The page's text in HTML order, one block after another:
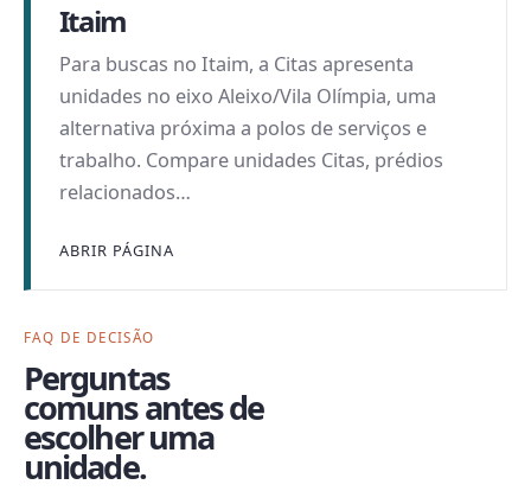
Itaim
Para buscas no Itaim, a Citas apresenta
unidades no eixo Aleixo/Vila Olímpia, uma
alternativa próxima a polos de serviços e
trabalho. Compare unidades Citas, prédios
relacionados…
ABRIR PÁGINA
FAQ DE DECISÃO
Perguntas
comuns antes de
escolher uma
unidade.